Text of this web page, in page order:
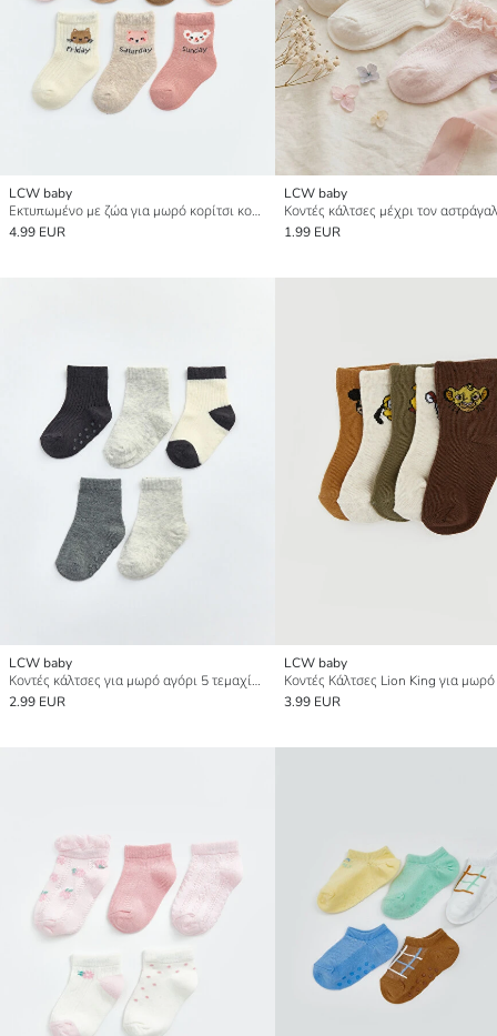
LCW baby
Εκτυπωμένο με ζώα για μωρό κορίτσι κοντές κάλτσες 7 τεμάχια
4.99 EUR
LCW baby
1.99 EUR
LCW baby
Κοντές κάλτσες για μωρό αγόρι 5 τεμαχίων
2.99 EUR
LCW baby
3.99 EUR